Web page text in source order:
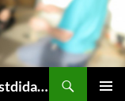
Zwischen Theorie und Praxis – Kunstdidaktik an der TU Dresden